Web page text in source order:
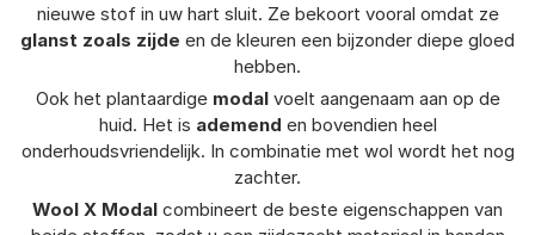
nieuwe stof in uw hart sluit. Ze bekoort vooral omdat ze
glanst zoals zijde en de kleuren een bijzonder diepe gloed
hebben.
Ook het plantaardige modalvoelt aangenaam aan op de
huid. Het is ademend en bovendien heel
onderhoudsvriendelijk. In combinatie met wol wordt het nog
zachter.
Wool X Modal combineert de beste eigenschappen van